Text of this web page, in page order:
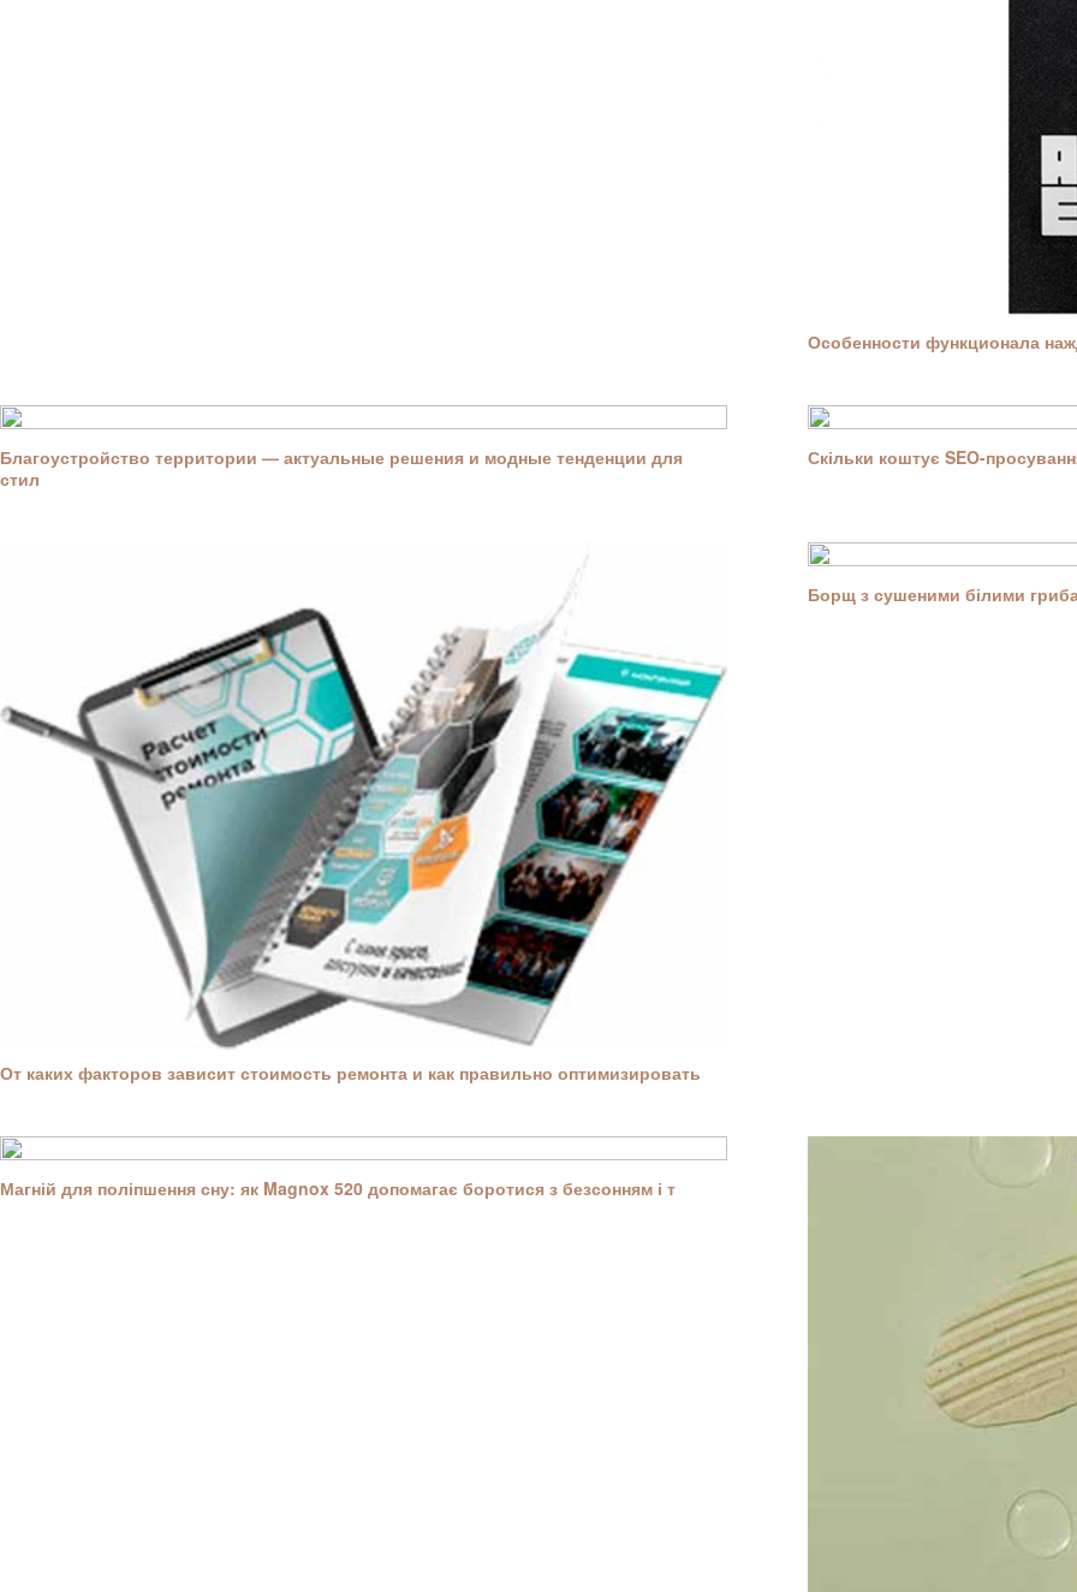
Особенности функционала
Благоустройство территории — актуальные решения и модные тенденции для
стил
Скільки коштує SEO-
От каких факторов зависит стоимость ремонта и как правильно оптимизировать
Борщ з сушеними білими
Магній для поліпшення сну: як Magnox 520 допомагає боротися з безсонням і т